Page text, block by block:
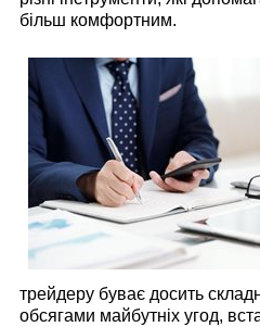
більш комфортним.
трейдеру буває досить
обсягами майбутніх угод,